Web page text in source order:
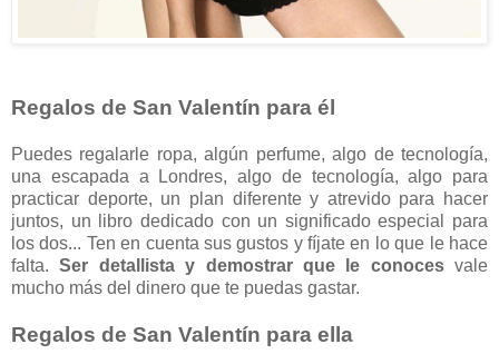
Regalos de San Valentín para él
Puedes regalarle ropa, algún perfume, algo de tecnología,
una escapada a Londres, algo de tecnología, algo para
practicar deporte, un plan diferente y atrevido para hacer
juntos, un libro dedicado con un significado especial para
los dos... Ten en cuenta sus gustos y fíjate en lo que le hace
falta.Ser detallista y demostrar que le conocesvale
mucho más del dinero que te puedas gastar.
Regalos de San Valentín para ella